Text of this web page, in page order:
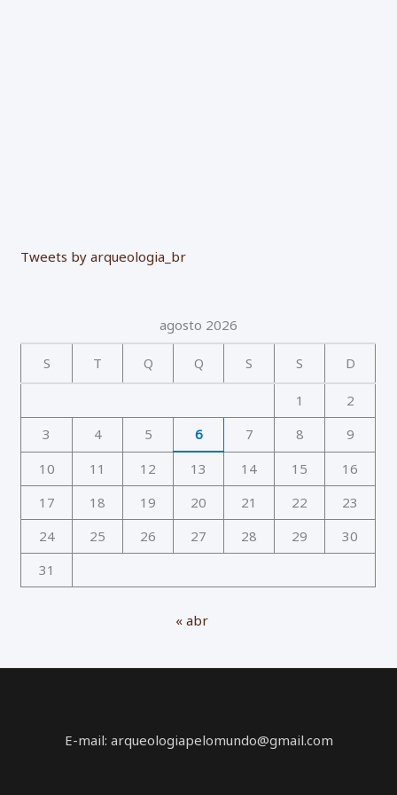
Tweets by arqueologia_br
agosto 2026
S T Q Q S S D
1
2
3
4 5 6 7 8
9
10
11 12 13 14 15
16
17
18 19 20 21 22
23
24
25 26 27 28 29
30
31
« abr
E-mail: arqueologiapelomundo@gmail.com